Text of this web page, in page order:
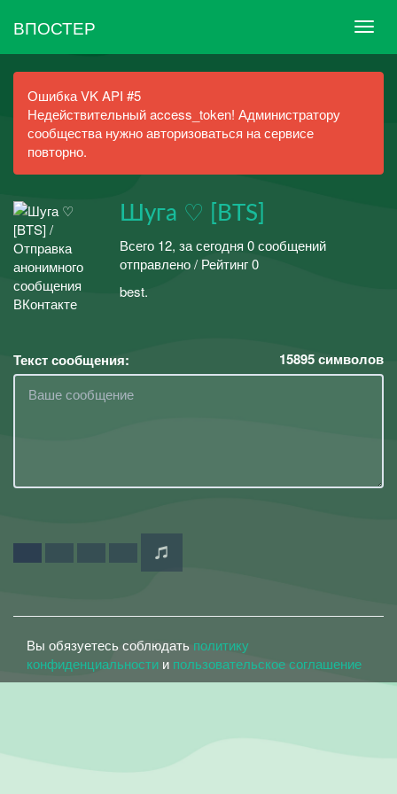
ВПОСТЕР
Ошибка VK API #5
Недействительный access_token! Администратору
сообщества нужно авторизоваться на сервисе
повторно.
Шуга ♡ [BTS]
Всего 12, за сегодня 0 сообщений
отправлено / Рейтинг 0
best.
Текст сообщения: 15895символов
Вы обязуетесь соблюдать политику
конфиденциальности и пользовательское соглашение